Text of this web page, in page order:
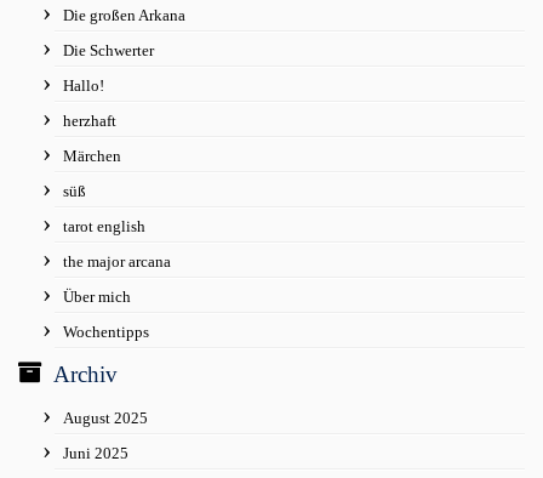
Die großen Arkana
Die Schwerter
Hallo!
herzhaft
Märchen
süß
tarot english
the major arcana
Über mich
Wochentipps
Archiv
August 2025
Juni 2025